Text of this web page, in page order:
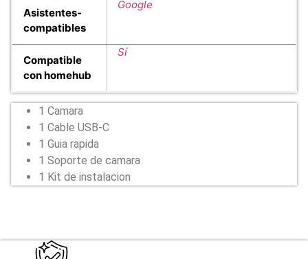
Asistentes-
compatibles
Google
Compatible
con homehub
Sí
1 Camara
1 Cable USB-C
1 Guia rapida
1 Soporte de camara
1 Kit de instalacion